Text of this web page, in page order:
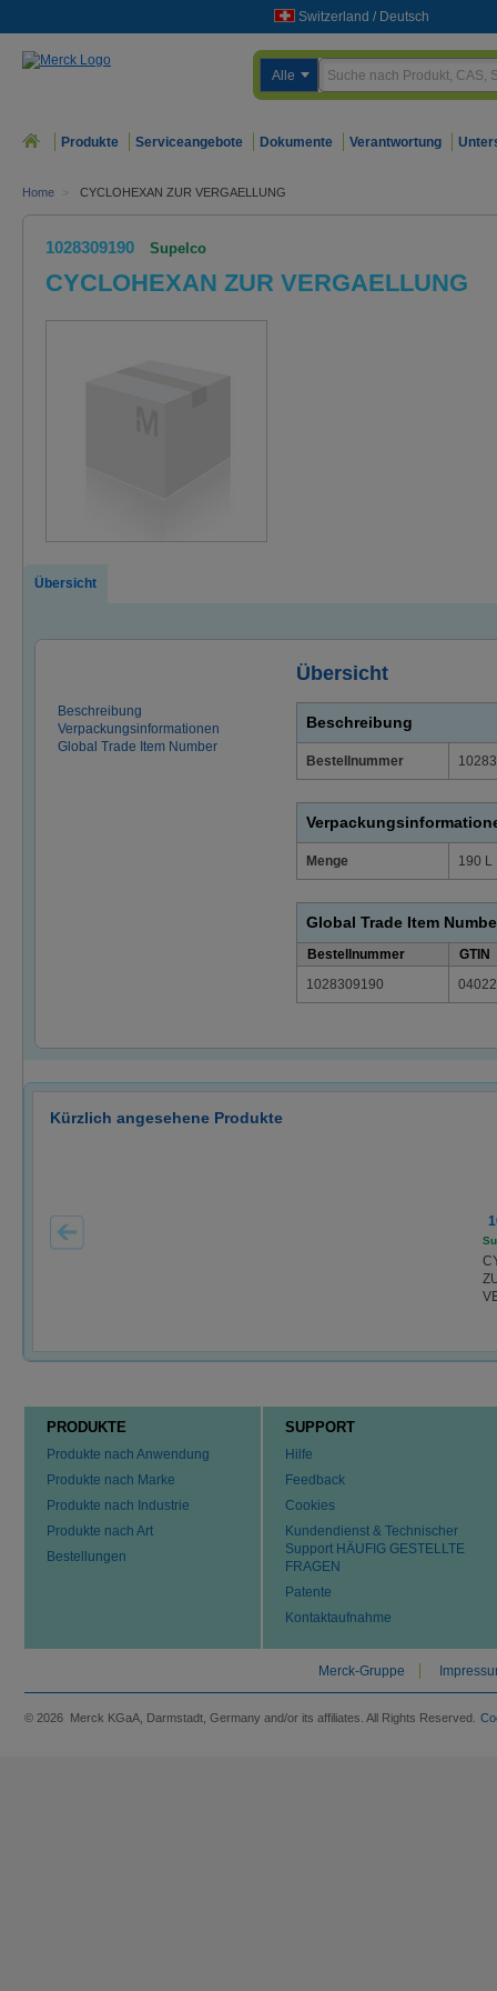
Switzerland / Deutsch
Alle
Produkte Serviceangebote Dokumente Verantwortung
Home > CYCLOHEXAN ZUR VERGAELLUNG
1028309190 Supelco
CYCLOHEXAN ZUR VERGAELLUNG
Übersicht
Übersicht
Beschreibung
Verpackungsinformationen
Global Trade Item Number
Beschreibung
Bestellnummer
Menge 190 L
Global Trade Item
Bestellnummer
GTIN
1028309190
Kürzlich angesehene Produkte
PRODUKTE
Produkte nach Anwendung
Produkte nach Marke
Produkte nach Industrie
Produkte nach Art
Bestellungen
SUPPORT
Hilfe
Feedback
Cookies
Kundendienst & Technischer
Support HÄUFIG GESTELLTE
FRAGEN
Patente
Kontaktaufnahme
Merck-Gruppe
© 2026 Merck KGaA, Darmstadt, Germany and/or its affiliates. All Rights Reserved.